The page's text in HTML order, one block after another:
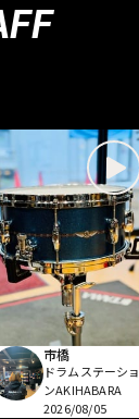
市橋
ドラムステーショ
ンAKIHABARA
2026/08/05